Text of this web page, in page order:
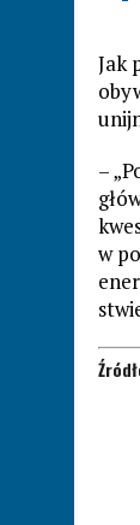
Jak
–
w